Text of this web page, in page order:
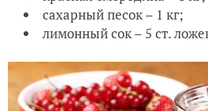
сахарный песок – 1 кг;
лимонный сок – 5 ст.